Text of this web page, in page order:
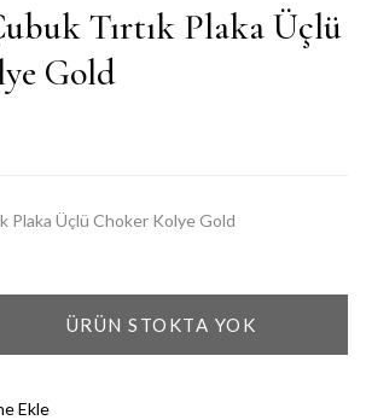
Tırtık Plaka Üçlü
Gold
Plaka Üçlü Choker Kolye Gold
ÜRÜN STOKTA YOK
Ekle